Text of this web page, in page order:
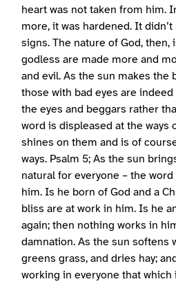
heart was not taken from him.
more, it was hardened. It
signs. The nature of God, then,
godless are made more and
and evil. As the sun makes the
those with bad eyes are
the eyes and beggars rather
word is displeased at the ways
shines on them and is of
ways. Psalm 5; As the sun
natural for everyone – the
him. Is he born of God and a
bliss are at work in him. Is he
again; then nothing works in
damnation. As the sun softens
greens grass, and dries hay;
working in everyone that